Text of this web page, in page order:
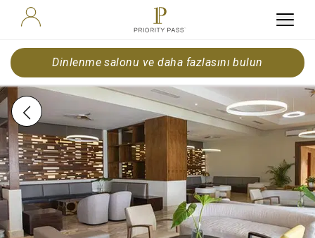
Dinlenme salonu ve daha fazlasını bulun